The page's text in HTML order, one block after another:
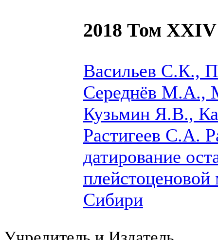
2018 Том XXIV
Васильев С.К.,
Середнёв М.А.,
Кузьмин Я.В.,
Растигеев С.А.
датирование
Сибири